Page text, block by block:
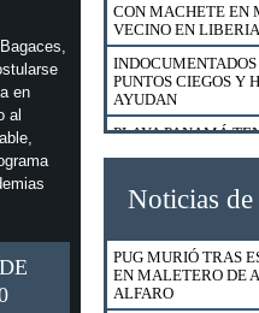
en
al
CON MACHETE EN
VECINO EN LIBERIA
PUNTOS CIEGOS Y
AYUDAN
PLAYA PANAMÁ
ANIVERSARIO DE
HOTEL RIU
NUEVOS
PARA HUÉSPEDES
Noticias
PUG MURIÓ TRAS
EN MALETERO DE
ALFARO